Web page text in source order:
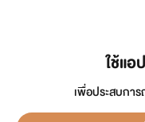
ใช้แ
เพื่อประสบกา
กรุณาแจ้งมาที่ tunwalai@ookbee.com
ลิขสิทธิ์ตามพระราชบัญญัติลิขสิทธิ์ (ฉบับ